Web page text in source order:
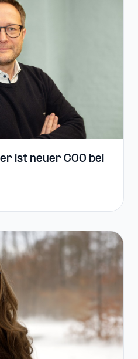
ist neuer COO bei